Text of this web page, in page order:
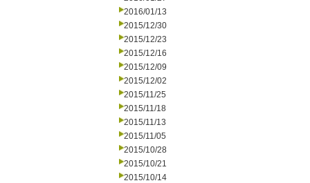
2016/01/13
2015/12/30
2015/12/23
2015/12/16
2015/12/09
2015/12/02
2015/11/25
2015/11/18
2015/11/13
2015/11/05
2015/10/28
2015/10/21
2015/10/14